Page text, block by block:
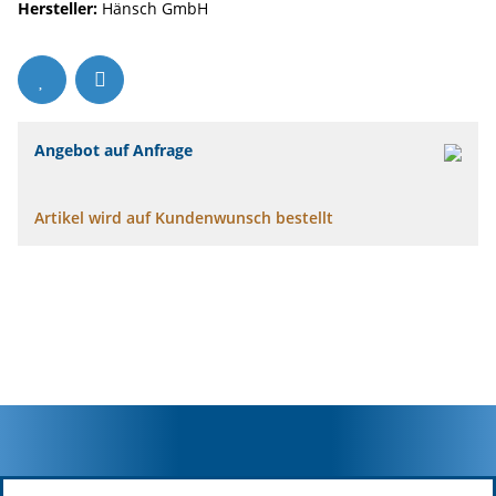
Hersteller: Hänsch GmbH
Angebot auf Anfrage
Artikel wird auf Kundenwunsch bestellt